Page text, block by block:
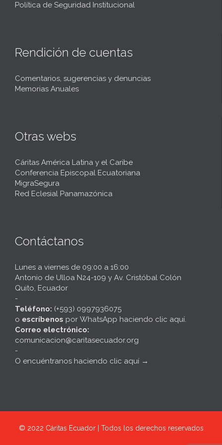
Política de Seguridad Institucional
Rendición de cuentas
Comentarios, sugerencias y denuncias
Memorias Anuales
Otras webs
Cáritas América Latina y el Caribe
Conferencia Episcopal Ecuatoriana
MigraSegura
Red Eclesial Panamazónica
Contáctanos
Lunes a viernes de 09:00 a 16:00
Antonio de Ulloa N24-109 y Av. Cristóbal Colón
Quito, Ecuador
-
Teléfono: (+593) 0997936075
o escríbenos por WhatsApp haciendo clic aquí.
Correo electrónico:
comunicacion@caritasecuador.org
-
O encuéntranos haciendo clic aquí →
© 2022 Cáritas Ecuador | Todos los derechos reservados